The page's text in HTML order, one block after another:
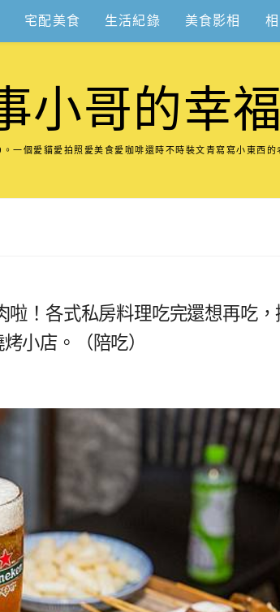
宅配美食 生活紀錄 美食影相
小哥的幸
一個愛貓愛拍照愛美食愛咖啡還時不時裝文青寫寫小東西
！各式私房料理吃完還想再吃，
小店。（陪吃）